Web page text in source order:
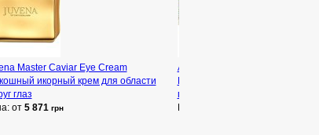
Master Caviar Eye Cream
икорный крем для области
глаз
от 5 871 грн
Academie Youth Active Lift
против отеков